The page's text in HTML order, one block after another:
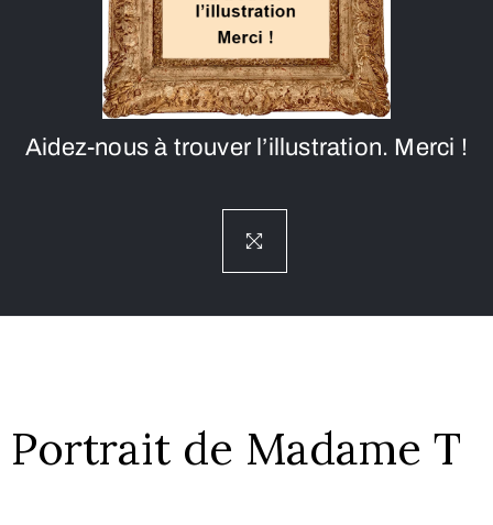
Aidez-nous à trouver l’illustration. Merci !
Portrait de Madame T